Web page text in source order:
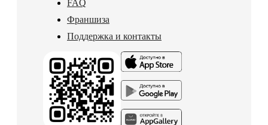
FAQ
Франшиза
Поддержка и контакты